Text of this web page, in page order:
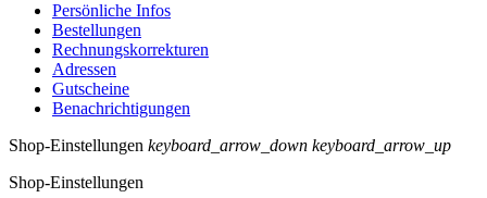
Persönliche Infos
Bestellungen
Rechnungskorrekturen
Adressen
Gutscheine
Benachrichtigungen
Shop-Einstellungen keyboard_arrow_down keyboard_arrow_up
Shop-Einstellungen